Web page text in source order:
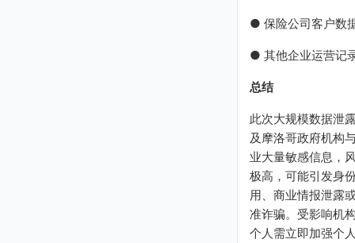
● 保险公司客户数
● 其他企业运营记
总结
此次大规模数据泄
及摩洛哥政府机构
业大量敏感信息，
极高，可能引发身
用、商业情报泄露
准诈骗。受影响机
个人需立即加强个